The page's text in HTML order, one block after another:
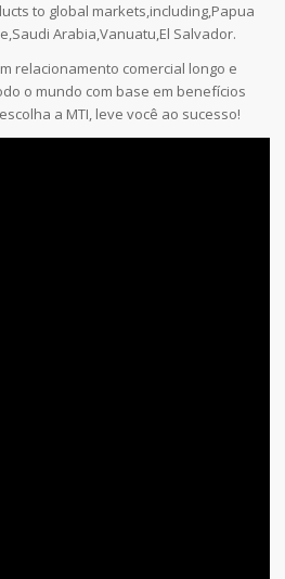
to global markets,including,Papua
Arabia,Vanuatu,El Salvador.
relacionamento comercial longo e
o mundo com base em benefícios
a MTI, leve você ao sucesso!